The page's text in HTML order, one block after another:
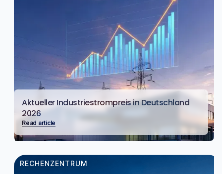
Aktueller Industriestrompreis in Deutschland
2026
Read article
RECHENZENTRUM